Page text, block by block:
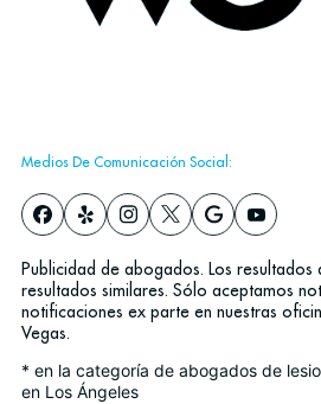
Medios De Comunicación Social:
Publicidad de abogados. Los
resultados similares. Sólo aceptamos
notificaciones ex parte en nuestras
Vegas.
* en la categoría de abogados de
en Los Ángeles